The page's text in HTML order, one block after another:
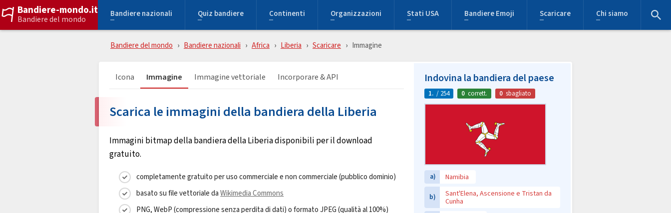
Bandiere-mondo.it
Bandiere del mondo
Bandiere nazionali Quiz bandiere Continenti Organizzazioni Stati USA Bandiere Emoji Scaricare Chi siamo
Bandiere del mondo Bandiere nazionali Africa Liberia Scaricare Immagine
Icona Immagine Immagine vettoriale Incorporare & API
Scarica le immagini della bandiera della Liberia
Immagini bitmap della bandiera della Liberia disponibili per il download
gratuito.
completamente gratuito per uso commerciale e non commerciale (pubblico dominio)
basato su file vettoriale daWikimedia Commons
PNG, WebP (compressione senza perdita di dati) o formato JPEG (qualità al 100%)
Indovina la bandiera del paese
1. / 254 0 corrett. 0 sbagliato
a) Namibia
b)
Sant'Elena, Ascensione e Tristan da
Cunha